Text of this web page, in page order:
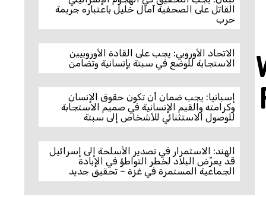
القاتل على الصحفية آمال خليل باعتباره جريمة
حرب
الاتحاد الأوروبي: يجب على القادة الأوروبيين
الاستجابة للوضع في سبتة بإنسانية وتضامن
إسبانيا: يجب ضمان أن تكون حقوق الإنسان
وكرامته والقيم الإنسانية في صميم الاستجابة
للوصول الاستثنائي للأشخاص إلى سبتة
الهند: الاستمرار في تصدير الأسلحة إلى إسرائيل
قد يعرّض البلاد لخطر التواطؤ في الإبادة
الجماعية المستمرة في غزة – تحقيق جديد